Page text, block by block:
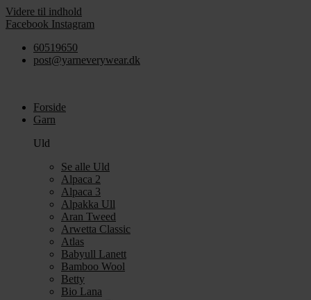
Videre til indhold
Facebook Instagram
60519650
post@yarneverywear.dk
Forside
Garn
Uld
Se alle Uld
Alpaca 2
Alpaca 3
Alpakka Ull
Aran Tweed
Arwetta Classic
Atlas
Babyull Lanett
Bamboo Wool
Betty
Bio Lana